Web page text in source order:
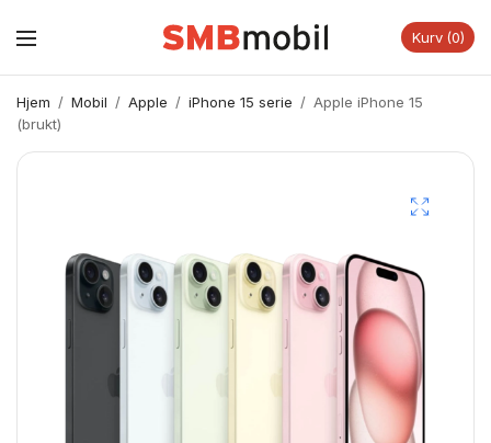
Kurv 0
Hjem / Mobil / Apple / iPhone 15 serie / Apple iPhone 15
(brukt)